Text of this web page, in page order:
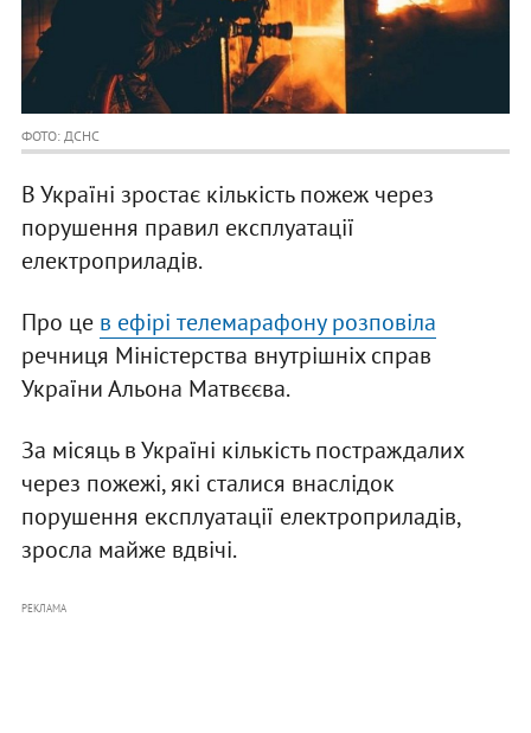
ФОТО: ДСНС
В Україні зростає кількість пожеж через
порушення правил експлуатації
електроприладів.
Про це в ефірі телемарафону розповіла
речниця Міністерства внутрішніх справ
України Альона Матвєєва.
За місяць в Україні кількість постраждалих
через пожежі, які сталися внаслідок
порушення експлуатації електроприладів,
зросла майже вдвічі.
РЕКЛАМА